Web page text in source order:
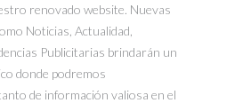
renovado website. Nuevas
Noticias, Actualidad,
Publicitarias brindarán un
donde podremos
de información valiosa en el